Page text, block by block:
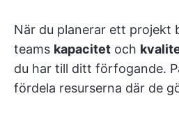
När du planerar ett projekt
teams kapacitet och
du har till ditt förfogande.
fördela resurserna där de